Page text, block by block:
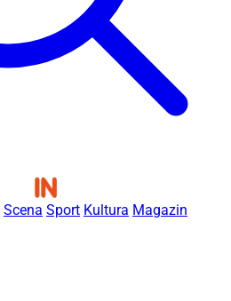
Scena Sport Kultura Magazin